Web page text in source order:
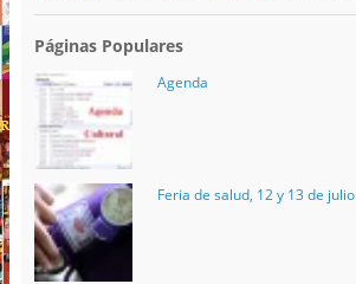
Páginas Populares
Agenda
Feria de salud, 12 y 13 de julio